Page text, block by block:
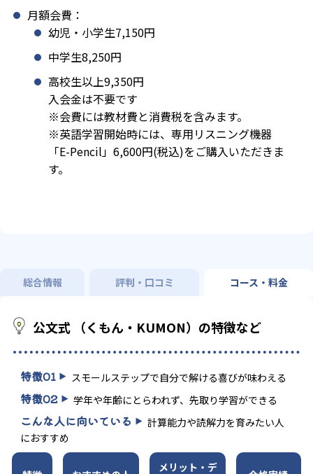
月額会費：
幼児・小学生7,150円
中学生8,250円
高校生以上9,350円
入会金は不要です
※会費には教材費と消費税を含みます。
※英語学習開始時には、専用リスニング機器
「E-Pencil」6,600円(税込)をご購入いただきま
す。
総合情報 評判・口コミ コース・料金
公文式 （くもん・KUMON）の特徴など
特徴01 スモールステップで自分で解ける喜びが味わえる
特徴02 学年や年齢にとらわれず、先取り学習ができる
こんな人に向いている
計算能力や読解力を育みたい人
におすすめ
メリット・デ